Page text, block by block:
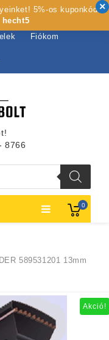
Szolgáltatások
Fiókom
0
8766
589531201 13mm
Akció!
5%-os kuponkód
hecht5